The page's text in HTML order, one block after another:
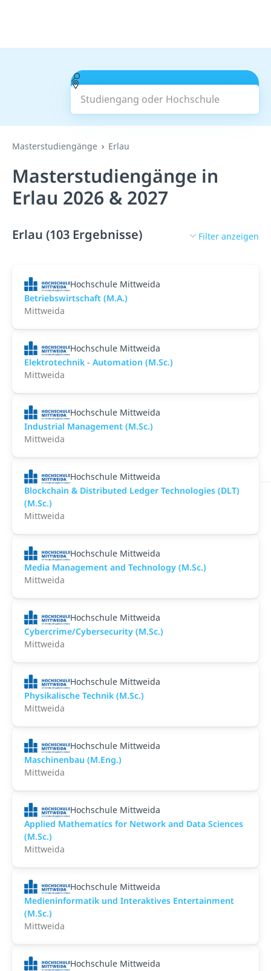
Studiengang oder Hochschule
Suchen
Masterstudiengänge Erlau
Masterstudiengänge in
Erlau 2026 & 2027
Erlau (103 Ergebnisse) Filter anzeigen
Hochschule Mittweida
Betriebswirtschaft (M.A.)
Mittweida
Hochschule Mittweida
Elektrotechnik - Automation (M.Sc.)
Mittweida
Hochschule Mittweida
Industrial Management (M.Sc.)
Mittweida
Hochschule Mittweida
Blockchain & Distributed Ledger Technologies (DLT)
(M.Sc.)
Mittweida
Hochschule Mittweida
Media Management and Technology (M.Sc.)
Mittweida
Hochschule Mittweida
Cybercrime/Cybersecurity (M.Sc.)
Mittweida
Hochschule Mittweida
Physikalische Technik (M.Sc.)
Mittweida
Hochschule Mittweida
Maschinenbau (M.Eng.)
Mittweida
Hochschule Mittweida
Applied Mathematics for Network and Data Sciences
(M.Sc.)
Mittweida
Hochschule Mittweida
Medieninformatik und Interaktives Entertainment
(M.Sc.)
Mittweida
Hochschule Mittweida